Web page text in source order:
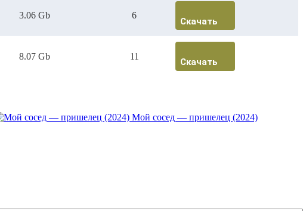
3.06 Gb 6
Скачать
8.07 Gb 11
Скачать
Мой сосед — пришелец (2024)